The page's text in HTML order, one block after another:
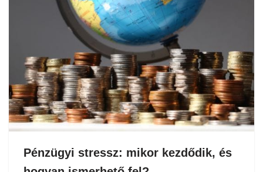
Pénzügyi stressz: mikor kezdődik, és